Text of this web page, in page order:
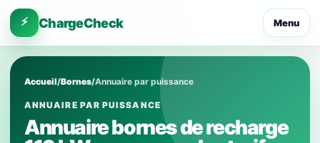
⚡ ChargeCheck Menu
Accueil/Bornes/Annuaire par puissance
ANNUAIRE PAR PUISSANCE
Annuaire bornes de recharge